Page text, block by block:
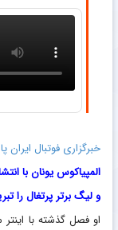
خبرگزاری فوتبال ایران
المپیاکوسیونان با انتشار ۲ استوری
و لیگ برتر پرتغال را
او فصل گذشته با